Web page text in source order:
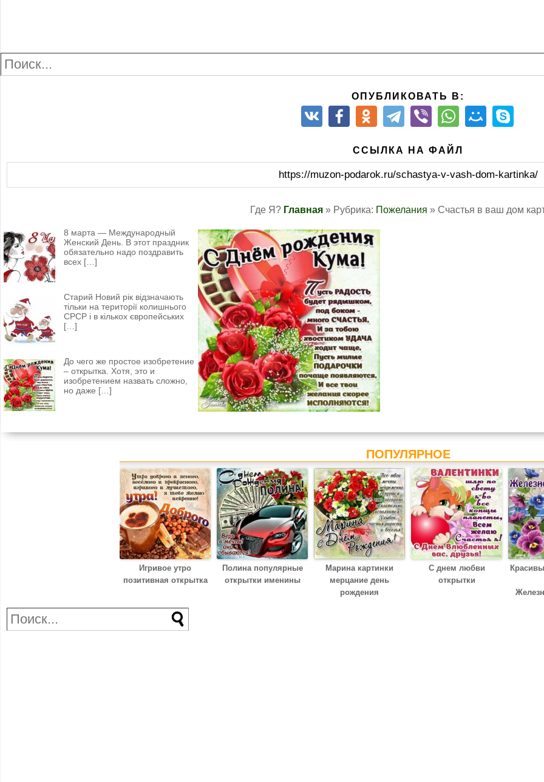
ОПУБЛИКОВАТЬ В:
ССЫЛКА НА ФАЙЛ
https://muzon-podarok.ru/schastya-v-vash-dom-kartinka/
Где Я? Главная» Рубрика: Пожелания » Счастья в ваш дом
8 марта — Международный
Женский День. В этот праздник
обязательно надо поздравить
всех […]
Старий Новий рік відзначають
тільки на території колишнього
СРСР і в кількох європейських
[…]
До чего же простое изобретение
– открытка. Хотя, это и
изобретением назвать сложно,
но даже […]
ПОПУЛЯРНОЕ
Игривое утро
позитивная открытка
Полина популярные
открытки именины
Марина картинки
мерцание день
рождения
С днем любви
открытки